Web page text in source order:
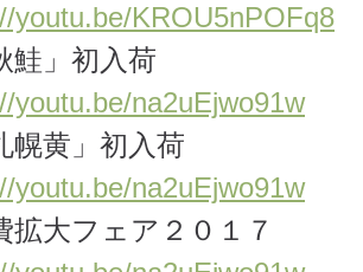
youtu.be/KROU5nPOFq8
」初入荷
youtu.be/na2uEjwo91w
黄」初入荷
youtu.be/na2uEjwo91w
大フェア２０１７